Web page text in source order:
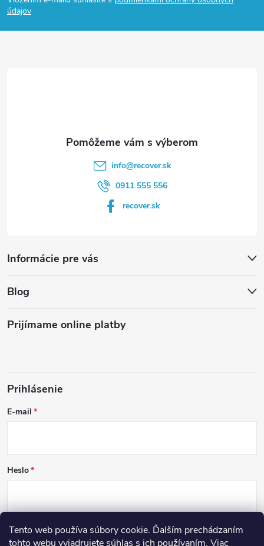
Tento web používa súbory cookie. Ďalším prechádzaním
tohto webu vyjadrujete súhlas s ich používaním. Viac
púdajov
info@recover.sk
0911 555 556
recover.sk
Informácie pre vás
Blog
Prijímame online platby
Prihlásenie
E-mail
Heslo
PRIHLÁSIŤ SA